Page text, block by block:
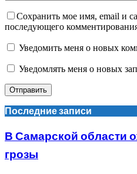
Сохранить мое имя, email и
последующего
Уведомить меня о новых
Уведомлять меня о новых
Последние записи
В Самарской области
грозы